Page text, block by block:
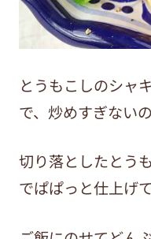
とうもこしのシャ
で、炒めすぎない
切り落としたとう
でぱぱっと仕上げ